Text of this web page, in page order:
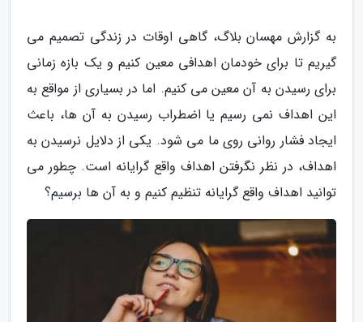
به گزارش مهسان بلاگ، گاهی اوقات در زندگی تصمیم می
گیریم تا برای خودمان اهدافی معین کنیم و یک بازه زمانی
برای رسیدن به آن معین می کنیم. اما در بسیاری از مواقع به
این اهداف نمی رسیم یا اضطراب رسیدن به آن ها، باعث
ایجاد فشار روانی روی ما می شود. یکی از دلایل نرسیدن به
اهداف، در نظر نگرفتن اهداف واقع گرایانه است. چطور می
توانید اهداف واقع گرایانه تنظیم کنیم و به آن ها برسیم؟